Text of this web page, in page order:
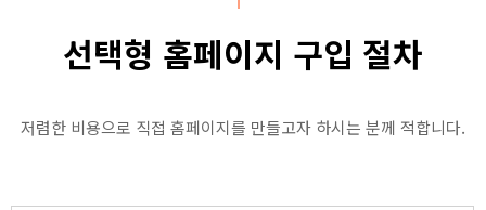
선택형 홈페이지 구입 절차
저렴한 비용으로 직접 홈페이지를 만들고자 하시는 분께 적합니다.